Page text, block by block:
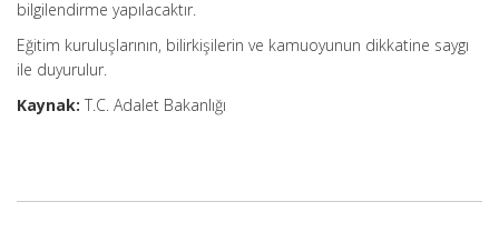
bilgilendirme yapılacaktır.
Eğitim kuruluşlarının, bilirkişilerin ve kamuoyunun dikkatine saygı
ile duyurulur.
Kaynak: T.C. Adalet Bakanlığı